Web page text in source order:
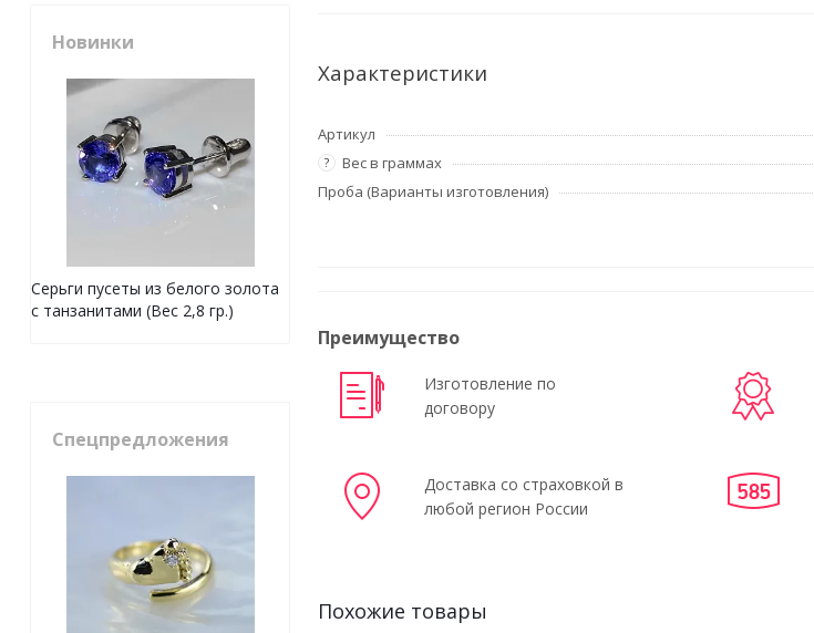
Характеристики
Артикул
? Вес в граммах
Проба (Варианты изготовления)
Преимущество
Изготовление по
договору
Доставка со страховкой в
любой регион России
Похожие товары
Новинки
Серьги пусеты из белого золота
с танзанитами (Вес 2,8 гр.)
Спецпредложения